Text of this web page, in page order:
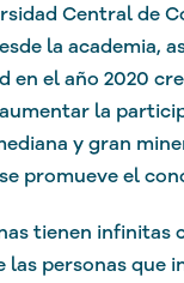
Central de
la academia,
en el año 2020
la
y gran
promueve el
tienen infinitas
las personas que